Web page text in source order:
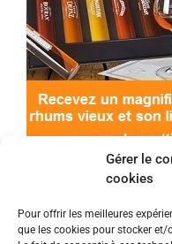
Gérer le
cookies
Pour offrir les meilleures
que les cookies pour stocker